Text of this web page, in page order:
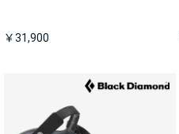
￥31,900